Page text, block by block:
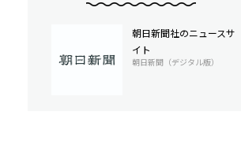
朝日新聞社のニュースサ
イト
朝日新聞（デジタル版）